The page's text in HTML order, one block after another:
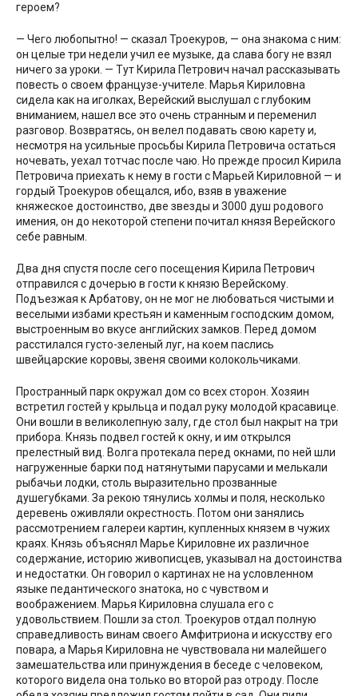
героем?
— Чего любопытно! — сказал Троекуров, — она знакома с ним:
он целые три недели учил ее музыке, да слава богу не взял
ничего за уроки. — Тут Кирила Петрович начал рассказывать
повесть о своем французе-учителе. Марья Кириловна
сидела как на иголках, Верейский выслушал с глубоким
вниманием, нашел все это очень странным и переменил
разговор. Возвратясь, он велел подавать свою карету и,
несмотря на усильные просьбы Кирила Петровича остаться
ночевать, уехал тотчас после чаю. Но прежде просил Кирила
Петровича приехать к нему в гости с Марьей Кириловной — и
гордый Троекуров обещался, ибо, взяв в уважение
княжеское достоинство, две звезды и 3000 душ родового
имения, он до некоторой степени почитал князя Верейского
себе равным.
Два дня спустя после сего посещения Кирила Петрович
отправился с дочерью в гости к князю Верейскому.
Подъезжая к Арбатову, он не мог не любоваться чистыми и
веселыми избами крестьян и каменным господским домом,
выстроенным во вкусе английских замков. Перед домом
расстилался густо-зеленый луг, на коем паслись
швейцарские коровы, звеня своими колокольчиками.
Пространный парк окружал дом со всех сторон. Хозяин
встретил гостей у крыльца и подал руку молодой красавице.
Они вошли в великолепную залу, где стол был накрыт на три
прибора. Князь подвел гостей к окну, и им открылся
прелестный вид. Волга протекала перед окнами, по ней шли
нагруженные барки под натянутыми парусами и мелькали
рыбачьи лодки, столь выразительно прозванные
душегубками. За рекою тянулись холмы и поля, несколько
деревень оживляли окрестность. Потом они занялись
рассмотрением галереи картин, купленных князем в чужих
краях. Князь объяснял Марье Кириловне их различное
содержание, историю живописцев, указывал на достоинства
и недостатки. Он говорил о картинах не на условленном
языке педантического знатока, но с чувством и
воображением. Марья Кириловна слушала его с
удовольствием. Пошли за стол. Троекуров отдал полную
справедливость винам своего Амфитриона и искусству его
повара, а Марья Кириловна не чувствовала ни малейшего
замешательства или принуждения в беседе с человеком,
которого видела она только во второй раз отроду. После